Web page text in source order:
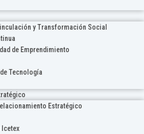
y Transformación Social
de Emprendimiento
Tecnología
Estratégico